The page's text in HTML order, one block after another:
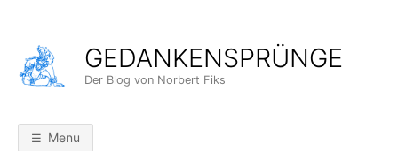
content
GEDANKENSPRÜNGE
Der Blog von Norbert Fiks
Menu